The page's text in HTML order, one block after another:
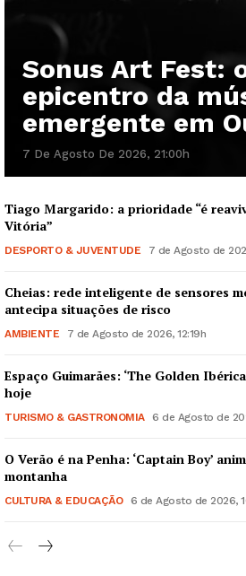
Institucional
Artigos
Edição Digital
Europa
Grande Entrevista
Publicidade
Quero ser Assinante
Sonus Art Fest:
epicentro da
emergente em
7 De Agosto De 2026, 21:00h
Tiago Margarido: a prioridade “é
Vitória”
DESPORTO & JUVENTUDE 7 de Agosto de
Cheias: rede inteligente de sensores
antecipa situações de risco
AMBIENTE 7 de Agosto de 2026, 12:19h
Espaço Guimarães: ‘The Golden
hoje
TURISMO & GASTRONOMIA 6 de Agosto de
O Verão é na Penha: ‘Captain Boy’
montanha
CULTURA & EDUCAÇÃO 6 de Agosto de 2026,